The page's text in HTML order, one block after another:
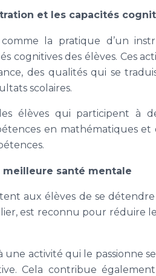
et les capacités
comme la pratique d’un
cognitives des élèves. Ces
des qualités qui se
scolaires.
élèves qui participent à
en mathématiques
santé mentale
aux élèves de se
est reconnu pour réduire
activité qui le passionne
Cela contribue